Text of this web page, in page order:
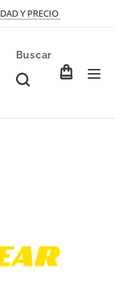
Y PRECIO
Buscar